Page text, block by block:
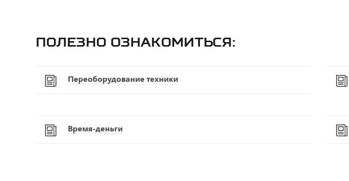
Полезно ознакомиться:
Переоборудование техники
Время-деньги